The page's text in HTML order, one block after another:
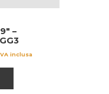
–
700.00.
inclusa